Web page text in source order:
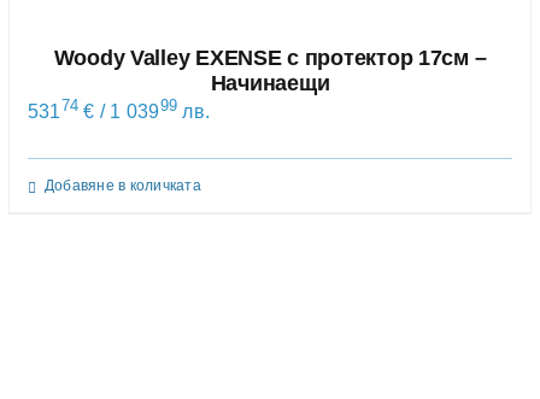
Woody Valley EXENSE с протектор 17см –
Начинаещи
53174 € / 1 03999 лв.
Добавяне в количката